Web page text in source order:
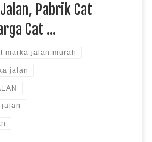
Pabrik Cat
Cat …
marka jalan murah
jalan
jalan